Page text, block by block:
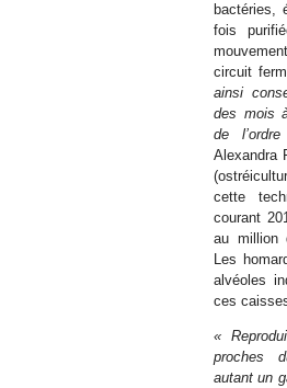
bactéries,
fois
circuit
ainsi
des mois
de
Alexandra
cette
courant
au million
Les
alvéoles
ces
«
proches
autant un